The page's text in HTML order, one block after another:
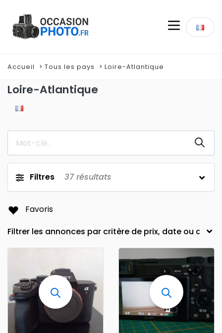
Accueil Tous les pays Loire-Atlantique
Loire-Atlantique
Filtres 37résultats
Favoris